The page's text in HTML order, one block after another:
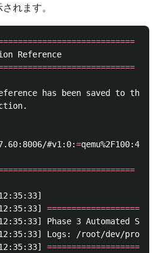
れます。
has been saved to the
#v1:0:
=qemu%2F100:4: